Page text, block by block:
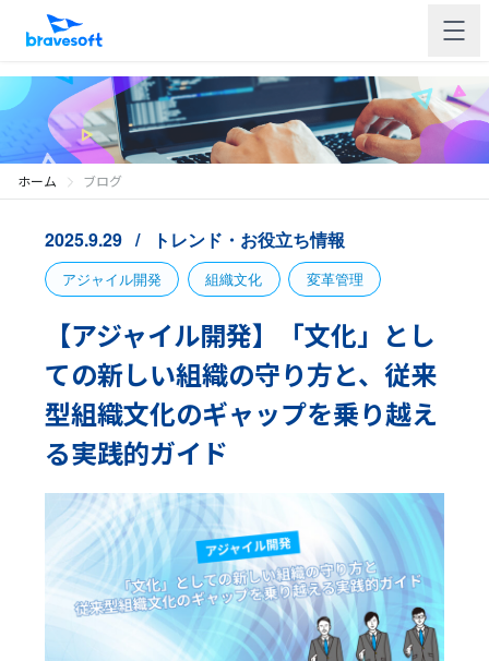
ホーム ブログ
2025.9.29 トレンド・お役立ち情報
アジャイル開発 組織文化 変革管理
【アジャイル開発】「文化」とし
ての新しい組織の守り方と、従来
型組織文化のギャップを乗り越え
る実践的ガイド